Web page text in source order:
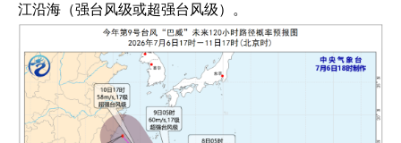
江沿海（强台风级或超强台风级）。